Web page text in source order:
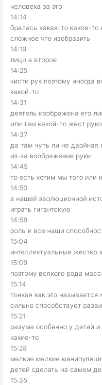
человека за это
14:14
бралась какая-то какое-
сложное что изобразить
14:19
лицо а второе
14:25
кисти рук поэтому иногда
какой-то
14:31
деятель изображена его
или там какой-то жест
14:37
да там чуть ли не двойная
из-за воображение руки
14:45
то есть хотим мы того или
14:50
в нашей эволюционной
играть гигантскую
14:58
роль и все наши
15:04
интеллектуальные жестко
15:09
поэтому всякого рода
15:14
тонкая как это
сильно способствует
15:21
разума особенно у детей и
какие-то
15:28
мелкие мелкие
детей сделать на самом
15:35